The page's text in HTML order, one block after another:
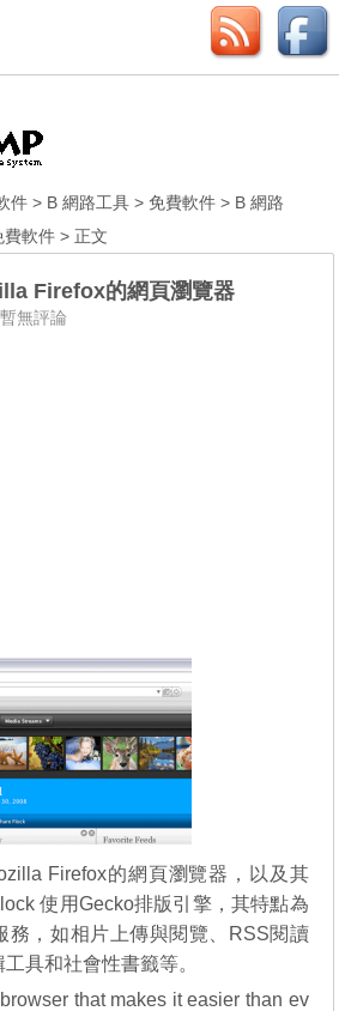
件 > B 網路工具 >免費軟件 > B 網路
費軟件 > 正文
Firefox的網頁瀏覽器
暫無評論
Firefox的網頁瀏覽器，以及其
使用Gecko排版引擎，其特點為
務，如相片上傳與閱覽、RSS閱讀
具和社會性書籤等。
that makes it easier than ev